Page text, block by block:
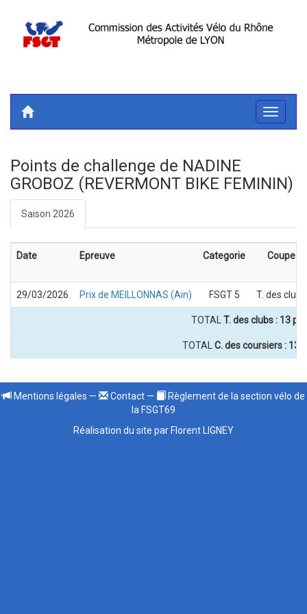
Toggle
Points de challenge de NADINE
GROBOZ (REVERMONT BIKE FEMININ)
Saison 2026
Date Epreuve Categorie Coupe
29/03/2026 Prix de MEILLONNAS (Ain) FSGT 5 T. des clubs
TOTAL T. des clubs : 13
TOTAL C. des coursiers : 13
Mentions légales — Contact —
Règlement de la section vélo de
la FSGT69
Réalisation du site par Florent LIGNEY